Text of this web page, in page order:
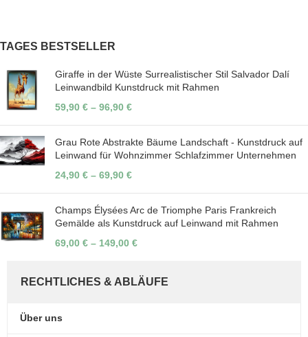
TAGES BESTSELLER
Giraffe in der Wüste Surrealistischer Stil Salvador Dalí
Leinwandbild Kunstdruck mit Rahmen
59,90 € – 96,90 €
Grau Rote Abstrakte Bäume Landschaft - Kunstdruck auf
Leinwand für Wohnzimmer Schlafzimmer Unternehmen
24,90 € – 69,90 €
Champs Élysées Arc de Triomphe Paris Frankreich
Gemälde als Kunstdruck auf Leinwand mit Rahmen
69,00 € – 149,00 €
RECHTLICHES & ABLÄUFE
Über uns